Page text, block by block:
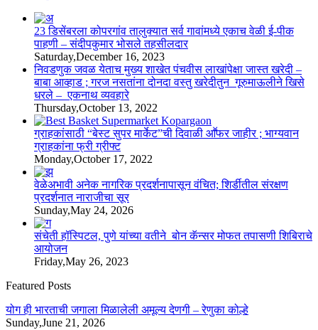
23 डिसेंबरला कोपरगांव तालुक्‍यात सर्व गावांमध्ये एकाच वेळी ई-पीक
पाहणी – संदीपकुमार भोसले तहसीलदार
Saturday,December 16, 2023
निवडणुक जवळ येताच मुख्य शाखेत पंचवीस लाखांपेक्षा जास्त खरेदी –
बाबा आव्हाड ; गरज नसतांना दोनदा वस्तु खरेदीतुन गूरुमाऊलीने खिसे
धरले – एकनाथ व्यवहारे
Thursday,October 13, 2022
ग्राहकांसाठी “बेस्ट सुपर मार्केट”ची दिवाळी आॕफर जाहीर ; भाग्यवान
ग्राहकांना फ्री ग्रीफ्ट
Monday,October 17, 2022
वेळेअभावी अनेक नागरिक प्रदर्शनापासून वंचित; शिर्डीतील संरक्षण
प्रदर्शनात नाराजीचा सूर
Sunday,May 24, 2026
संचेती हॉस्पिटल, पुणे यांच्या वतीने बोन कॅन्सर मोफत तपासणी शिबिराचे
आयोजन
Friday,May 26, 2023
Featured Posts
योग ही भारताची जगाला मिळालेली अमूल्य देणगी – रेणुका कोल्हे
Sunday,June 21, 2026